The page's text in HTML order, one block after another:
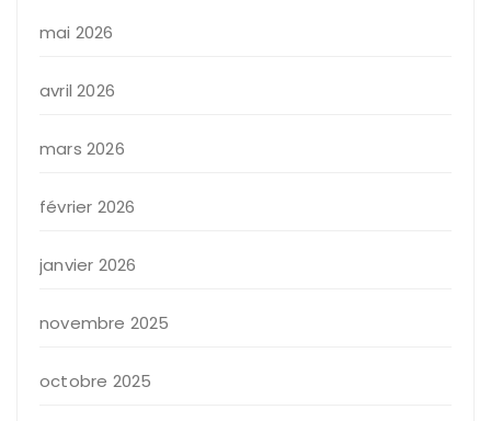
mai 2026
avril 2026
mars 2026
février 2026
janvier 2026
novembre 2025
octobre 2025